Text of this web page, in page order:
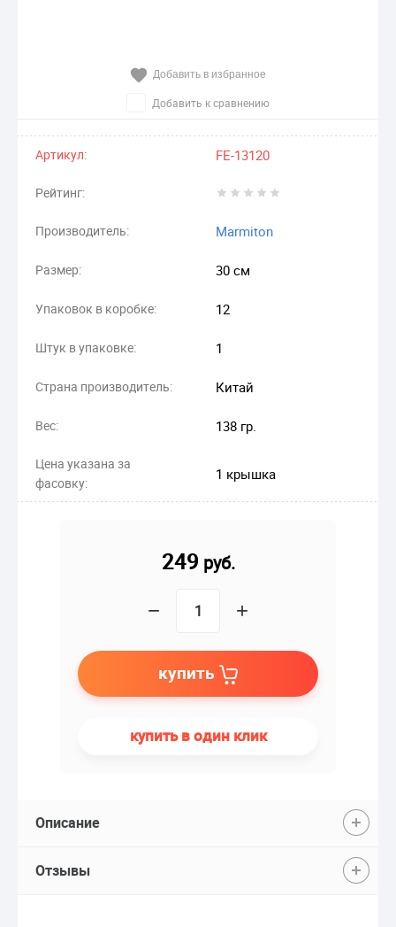
Добавить в избранное
Добавить к сравнению
Артикул: FE-13120
Рейтинг:
Производитель: Marmiton
Размер: 30 см
Упаковок в коробке: 12
Штук в упаковке: 1
Страна производитель: Китай
Вес: 138 гр.
Цена указана за
фасовку:
1 крышка
249 руб.
− +
купить
купить в один клик
Описание
Отзывы